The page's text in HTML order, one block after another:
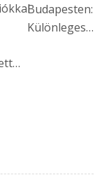
Budapesten:
Különleges…